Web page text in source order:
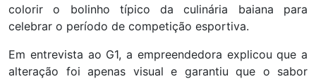
colorir o bolinho típico da culinária baiana para
celebrar o período de competição esportiva.
Em entrevista ao G1, a empreendedora explicou que a
alteração foi apenas visual e garantiu que o sabor